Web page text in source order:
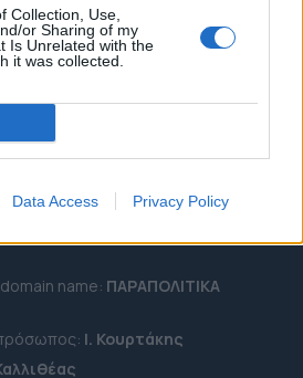
Collection, Use,
or Sharing of my
Is Unrelated with the
it was collected.
Data Access Privacy Policy
Ανδρέα Συγγρού 188, 17671,
domain name: ΠΑΡΑΠΟΛΙΤΙΚΑ
Ι. Κουρτάκης